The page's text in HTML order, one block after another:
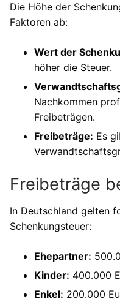
Die Höhe der
Faktoren ab:
Wert der
höher die Steuer.
Nachkommen
Freibeträgen.
Freibeträge: Es
Freibeträge
In Deutschland gelten
Schenkungsteuer:
Ehepartner:
Kinder: 400.000
Enkel: 200.000